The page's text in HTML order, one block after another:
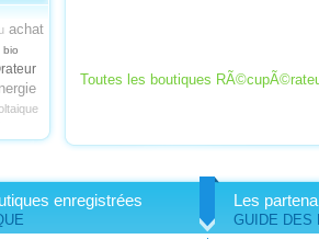
achat
bio
Toutes les boutiques
enregistrées Les
GUIDE DES